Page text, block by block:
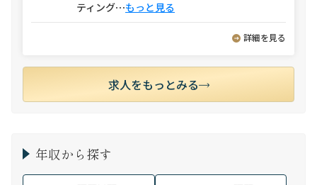
ティング⋯もっと見る
詳細を見る
求人をもっとみる
年収から探す